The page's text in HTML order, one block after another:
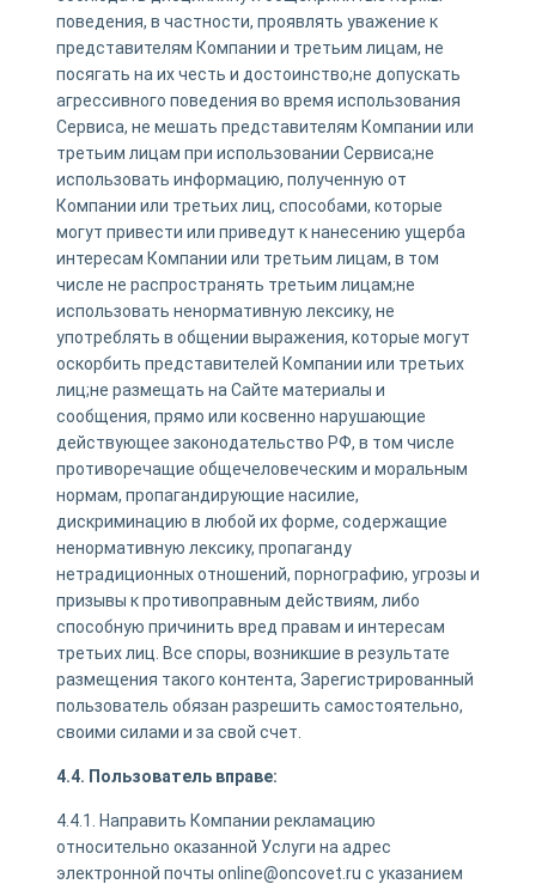
поведения, в частности, проявлять уважение к
представителям Компании и третьим лицам, не
посягать на их честь и достоинство;не допускать
агрессивного поведения во время использования
Сервиса, не мешать представителям Компании или
третьим лицам при использовании Сервиса;не
использовать информацию, полученную от
Компании или третьих лиц, способами, которые
могут привести или приведут к нанесению ущерба
интересам Компании или третьим лицам, в том
числе не распространять третьим лицам;не
использовать ненормативную лексику, не
употреблять в общении выражения, которые могут
оскорбить представителей Компании или третьих
лиц;не размещать на Сайте материалы и
сообщения, прямо или косвенно нарушающие
действующее законодательство РФ, в том числе
противоречащие общечеловеческим и моральным
нормам, пропагандирующие насилие,
дискриминацию в любой их форме, содержащие
ненормативную лексику, пропаганду
нетрадиционных отношений, порнографию, угрозы и
призывы к противоправным действиям, либо
способную причинить вред правам и интересам
третьих лиц. Все споры, возникшие в результате
размещения такого контента, Зарегистрированный
пользователь обязан разрешить самостоятельно,
своими силами и за свой счет.
4.4. Пользователь вправе:
4.4.1. Направить Компании рекламацию
относительно оказанной Услуги на адрес
электронной почты online@oncovet.ru с указанием